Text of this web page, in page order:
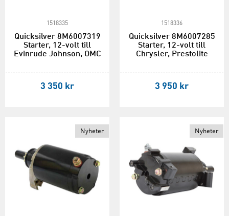
1518335
Quicksilver 8M6007319
Starter, 12-volt till
Evinrude Johnson, OMC
3 350 kr
1518336
Quicksilver 8M6007285
Starter, 12-volt till
Chrysler, Prestolite
3 950 kr
Nyheter Nyheter